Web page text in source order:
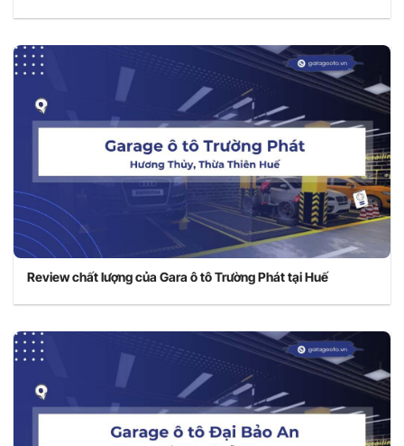
Review chất lượng của Gara ô tô Trường Phát tại Huế